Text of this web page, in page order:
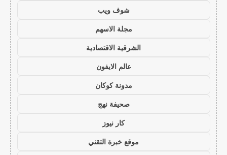
شوف ويب
مجلة الاسهم
الشرقية الاقتصادية
عالم الايفون
مدونة كوكان
صحيفة نهج
كار نيوز
موقع خبرة التقني